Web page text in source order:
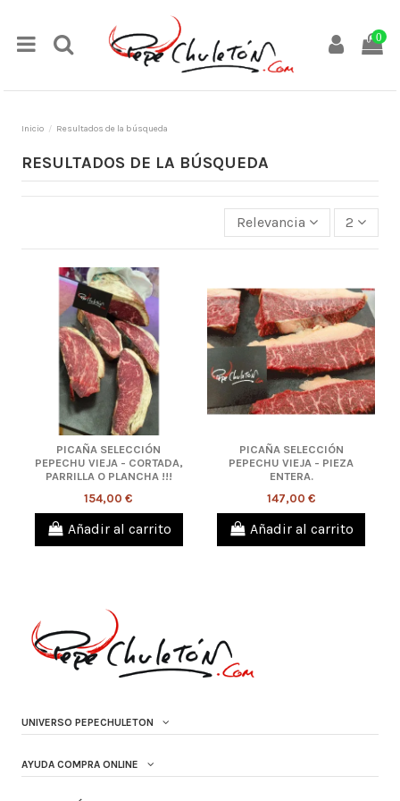
0
Inicio Resultados de la búsqueda
RESULTADOS DE LA BÚSQUEDA
Relevancia 2
PICAÑA SELECCIÓN
PEPECHU VIEJA - CORTADA,
PARRILLA O PLANCHA !!!
154,00 €
Añadir al carrito
PICAÑA SELECCIÓN
PEPECHU VIEJA - PIEZA
ENTERA.
147,00 €
Añadir al carrito
UNIVERSO PEPECHULETON
AYUDA COMPRA ONLINE